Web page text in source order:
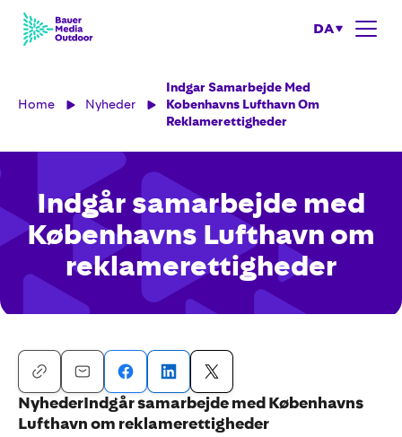
DA
Home Nyheder
Indgar Samarbejde Med
Kobenhavns Lufthavn Om
Reklamerettigheder
Indgår samarbejde med
Københavns Lufthavn om
reklamerettigheder
NyhederIndgår samarbejde med Københavns
Lufthavn om reklamerettigheder